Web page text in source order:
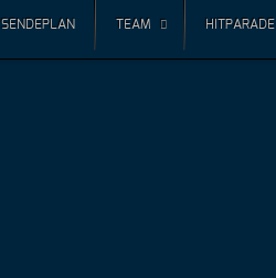
SENDEPLAN TEAM HITPARADE